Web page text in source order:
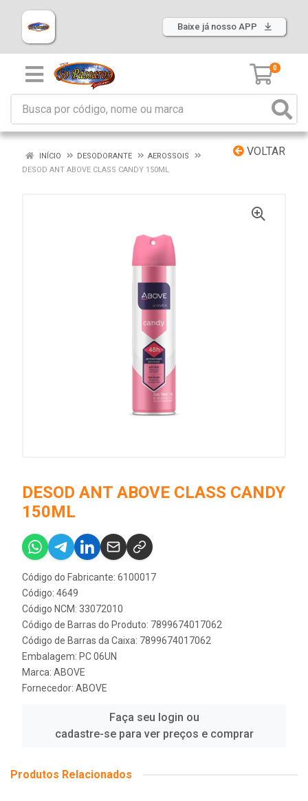
Baixe já nosso APP
0
VOLTAR
INÍCIO DESODORANTE
AEROSSOIS
DESOD ANT ABOVE CLASS CANDY 150ML
DESOD ANT ABOVE CLASS CANDY
150ML
Código do Fabricante: 6100017
Código: 4649
Código NCM: 33072010
Código de Barras do Produto: 7899674017062
Código de Barras da Caixa: 7899674017062
Embalagem: PC 06UN
Marca: ABOVE
Fornecedor: ABOVE
Faça seu login ou
cadastre-se para ver preços e comprar
Produtos Relacionados